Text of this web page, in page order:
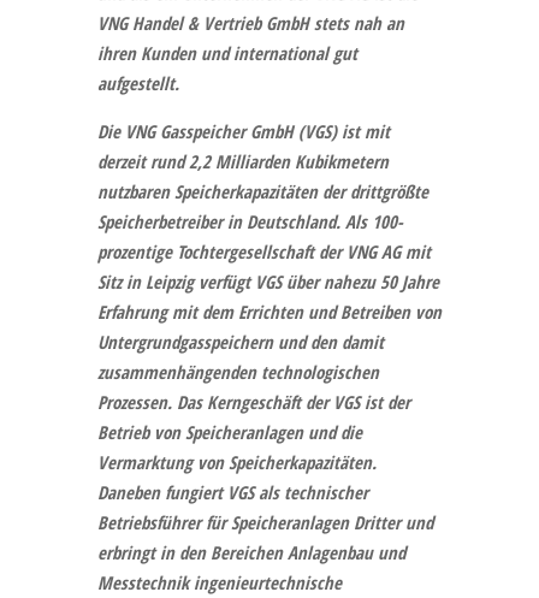
VNG Handel & Vertrieb GmbH stets nah an
ihren Kunden und international gut
aufgestellt.
Die VNG Gasspeicher GmbH (VGS)ist mit
derzeit rund 2,2 Milliarden Kubikmetern
nutzbaren Speicherkapazitäten der drittgrößte
Speicherbetreiber in Deutschland. Als 100-
prozentige Tochtergesellschaft der VNG AG mit
Sitz in Leipzig verfügt VGS über nahezu 50 Jahre
Erfahrung mit dem Errichten und Betreiben von
Untergrundgasspeichern und den damit
zusammenhängenden technologischen
Prozessen. Das Kerngeschäft der VGS ist der
Betrieb von Speicheranlagen und die
Vermarktung von Speicherkapazitäten.
Daneben fungiert VGS als technischer
Betriebsführer für Speicheranlagen Dritter und
erbringt in den Bereichen Anlagenbau und
Messtechnik ingenieurtechnische